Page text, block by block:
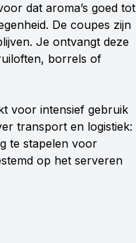
dat aroma’s goed tot
De coupes zijn
Je ontvangt deze
borrels of
voor intensief gebruik
transport en logistiek:
te stapelen voor
op het serveren